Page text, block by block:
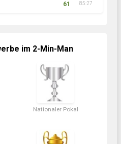
61 85:27
im 2-Min-Man
Nationaler Pokal